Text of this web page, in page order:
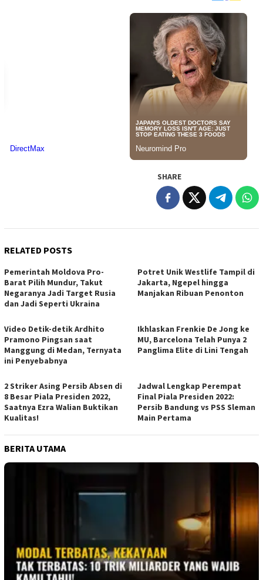
SHARE
RELATED POSTS
Pemerintah Moldova Pro-
Barat Pilih Mundur, Takut
Negaranya Jadi Target Rusia
dan Jadi Seperti Ukraina
Potret Unik Westlife Tampil di
Jakarta, Ngepel hingga
Manjakan Ribuan Penonton
Video Detik-detik Ardhito
Pramono Pingsan saat
Manggung di Medan, Ternyata
ini Penyebabnya
Ikhlaskan Frenkie De Jong ke
MU, Barcelona Telah Punya 2
Panglima Elite di Lini Tengah
2 Striker Asing Persib Absen di
8 Besar Piala Presiden 2022,
Saatnya Ezra Walian Buktikan
Kualitas!
Jadwal Lengkap Perempat
Final Piala Presiden 2022:
Persib Bandung vs PSS Sleman
Main Pertama
BERITA UTAMA